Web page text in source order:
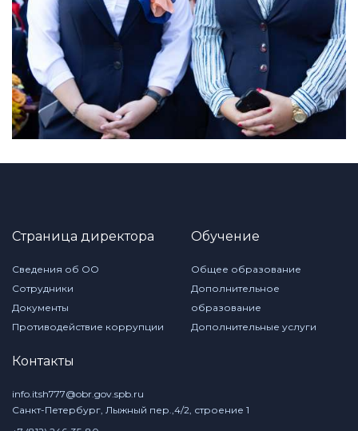
Страница директора
Сведения об ОО
Сотрудники
Документы
Противодействие коррупции
Обучение
Общее образование
Дополнительное
образование
Дополнительные услуги
Контакты
info.itsh777@obr.gov.spb.ru
Санкт-Петербург, Лыжный пер.,4/2, строение 1